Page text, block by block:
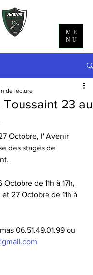
ME
NU
23 au
de lecture
Octobre, l' Avenir
des stages de
Octobre de 11h à 17h,
et 27 Octobre de 11h à
06.51.49.01.99 ou